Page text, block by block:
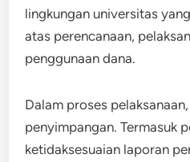
lingkungan universitas
atas perencanaan,
penggunaan dana.
Dalam proses
penyimpangan. Termasuk
ketidaksesuaian laporan